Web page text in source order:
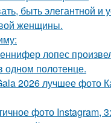
быть элегантной и
женщины.
лопес
полотенце.
2026 лучшее фото
фото Instagram,